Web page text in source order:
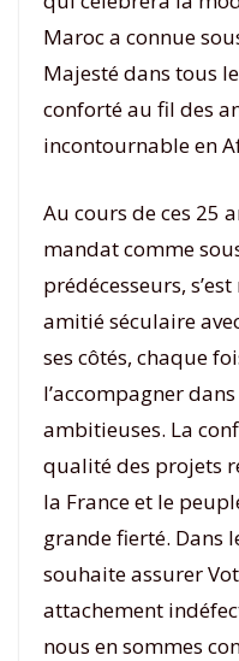
Maroc a connue
Majesté dans tous
conforté au fil des
incontournable en
Au cours de ces 25
mandat comme
prédécesseurs,
amitié séculaire
ses côtés, chaque
l’accompagner
ambitieuses. La
qualité des projets
la France et le
grande fierté. Dans
souhaite assurer
attachement
nous en sommes